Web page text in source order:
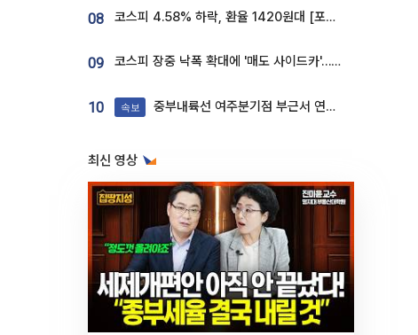
08 코스피 4.58% 하락, 환율 1420원대 [포토]
09 코스피 장중 낙폭 확대에 '매도 사이드카'…외인 2.8조'팔자'· 개인 3.1조 '사자'
10 속보 중부내륙선 여주분기점 부근서 연이은 추돌사고 발생
최신 영상